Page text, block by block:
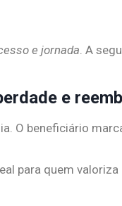
e jornada . A
e
O beneficiário
para quem